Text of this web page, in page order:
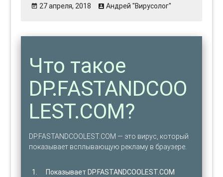
27 апреля, 2018
Андрей "Вирусолог"
Что такое
DP.FASTANDCOO
LEST.COM?
DP.FASTANDCOOLEST.COM — это вирус, который
показывает всплывающую рекламу в браузере.
Показывает DP.FASTANDCOOLEST.COM